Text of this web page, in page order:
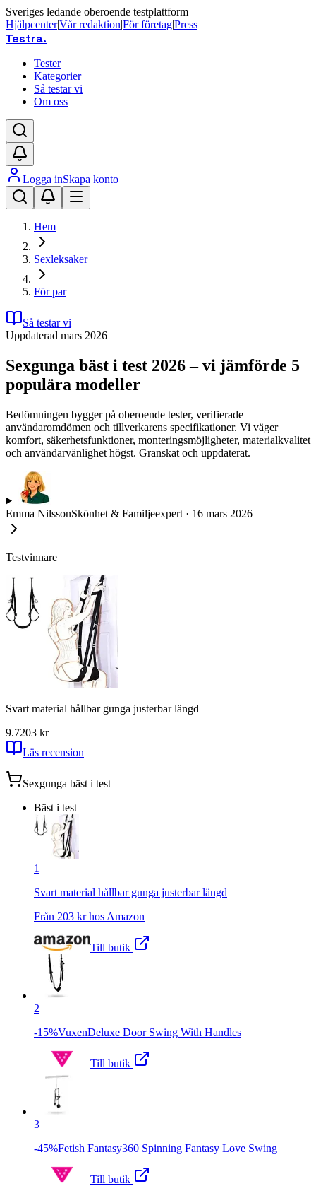
Sveriges ledande oberoende testplattform
Hjälpcenter|Vår redaktion|För företag|Press
Testra.
Tester
Kategorier
Så testar vi
Om oss
Logga inSkapa konto
Hem
Sexleksaker
För par
Så testar vi
Uppdaterad mars 2026
Sexgunga bäst i test 2026 – vi jämförde 5
populära modeller
Bedömningen bygger på oberoende tester, verifierade
användaromdömen och tillverkarens specifikationer. Vi väger
komfort, säkerhetsfunktioner, monteringsmöjligheter, materialkvalitet
och användarvänlighet högst. Granskat och uppdaterat.
Emma NilssonSkönhet & Familjeexpert · 16 mars 2026
Testvinnare
Svart material hållbar gunga justerbar längd
9.7203 kr
Läs recension
Sexgunga bäst i test
Bäst i test
1
Svart material hållbar gunga justerbar längd
Från 203 kr hos Amazon
Till butik
2
-15%VuxenDeluxe Door Swing With Handles
Till butik
3
-45%Fetish Fantasy360 Spinning Fantasy Love Swing
Till butik